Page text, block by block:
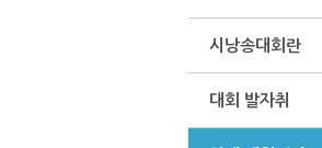
시낭송대회란
대회 발자취